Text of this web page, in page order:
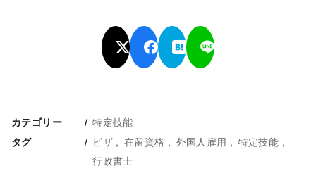
カテゴリー 特定技能
タグ ビザ 在留資格 外国人雇用
特定技能
行政書士